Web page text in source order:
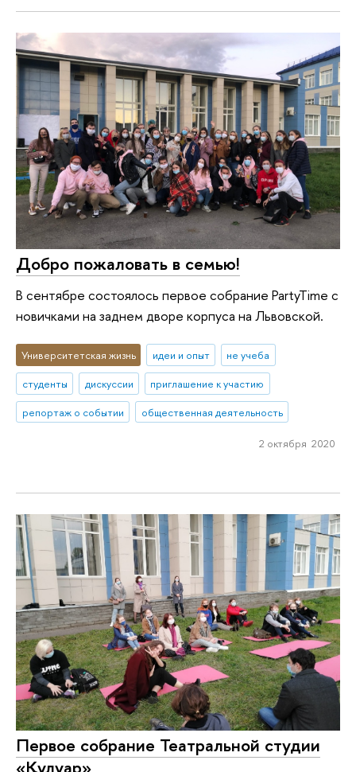
Добро пожаловать в семью!
В сентябре состоялось первое собрание PartyTime с
новичками на заднем дворе корпуса на Львовской.
Университетская жизнь идеи и опыт
не учеба
студенты
дискуссии
приглашение к участию
репортаж о событии
общественная деятельность
2 октября 2020
Первое собрание Театральной студии